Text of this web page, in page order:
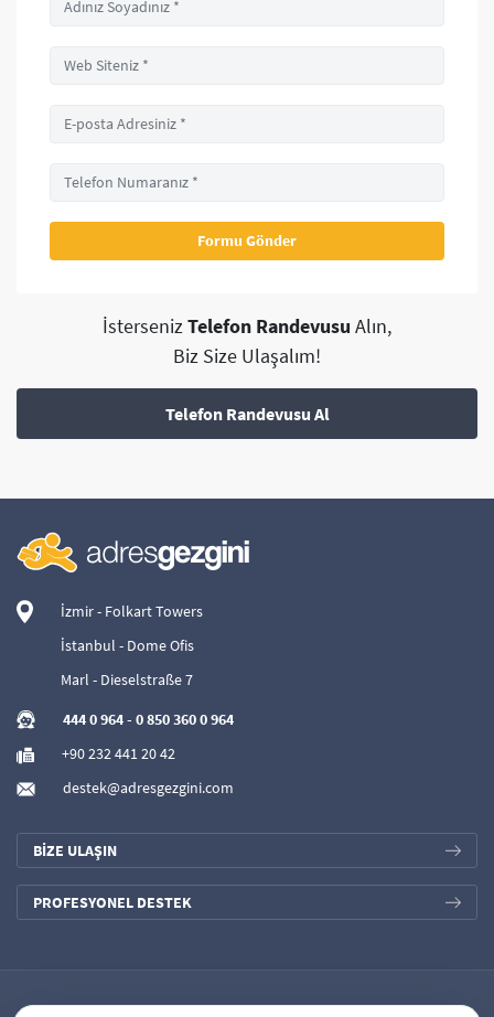
İstersenizTelefon Randevusu Alın,
Biz Size Ulaşalım!
Telefon Randevusu Al
İzmir - Folkart Towers
İstanbul - Dome Ofis
Marl - Dieselstraße 7
444 0 964- 0 850 360 0 964
+90 232 441 20 42
destek@adresgezgini.com
BİZE ULAŞIN
PROFESYONEL DESTEK